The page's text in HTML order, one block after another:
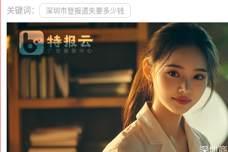
关键词： 深圳市登报遗失要多少钱